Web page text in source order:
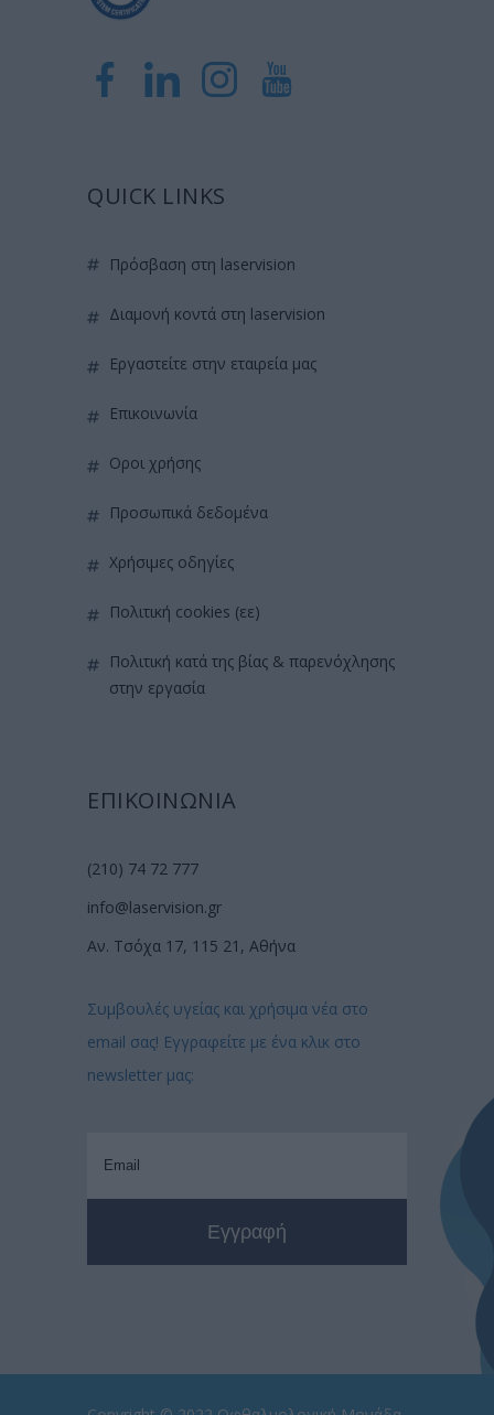
QUICK LINKS
πρόσβαση στη laservision
διαμονή κοντά στη laservision
εργαστείτε στην εταιρεία μας
επικοινωνία
όροι χρήσης
προσωπικά δεδομένα
χρήσιμες οδηγίες
πολιτική cookies (εε)
πολιτική κατά της βίας & παρενόχλησης
στην εργασία
ΕΠΙΚΟΙΝΩΝΙΑ
(210) 74 72 777
info@laservision.gr
Αν. Τσόχα 17, 115 21, Αθήνα
Συμβουλές υγείας και χρήσιμα νέα στο
email σας! Εγγραφείτε με ένα κλικ στο
newsletter μας: